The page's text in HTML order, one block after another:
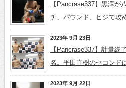
【Pancrase337】黒澤が
チ、パウンド、ヒジで攻
2023年 9月 23日
【Pancrase337】計量
名。平田直樹のセコンド
2023年 9月 22日